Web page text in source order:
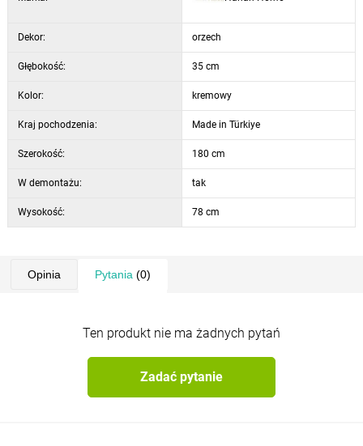
Dekor: orzech
Głębokość: 35 cm
Kolor: kremowy
Kraj pochodzenia: Made in Türkiye
Szerokość: 180 cm
W demontażu: tak
Wysokość: 78 cm
Opinia Pytania (0)
Ten produkt nie ma żadnych pytań
Zadać pytanie